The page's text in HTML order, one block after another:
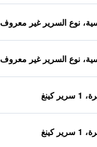
نوع السرير غير معروف
نوع السرير غير معروف
كينغ
كينغ